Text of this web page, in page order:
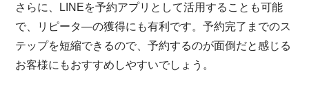
さらに、LINEを予約アプリとして活用することも可能
で、リピータ―の獲得にも有利です。予約完了までのス
テップを短縮できるので、予約するのが面倒だと感じる
お客様にもおすすめしやすいでしょう。